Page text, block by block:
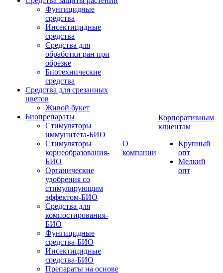
Фунгицидные
средства
Инсектицидные
средства
Средства для
обработки ран при
обрезке
Биотехнические
средства
Средства для срезанных
цветов
Живой букет
Биопрепараты
Стимуляторы
иммунитета-БИО
Стимуляторы
корнеобразования-
БИО
Органические
удобрения со
стимулирующим
эффектом-БИО
Средства для
компостирования-
БИО
Фунгицидные
средства-БИО
Инсектицидные
средства-БИО
Препараты на основе
О
компании
Корпоративным
клиентам
Крупный
опт
Мелкий
опт